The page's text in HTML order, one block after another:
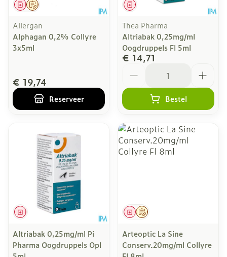
Op voorschrift
Geneesmiddel
Allergan
Alphagan 0,2% Collyre
3x5ml
€ 19,74
Reserveer
Geneesmiddel
Thea Pharma
Altriabak 0,25mg/ml
Oogdruppels Fl 5ml
€ 14,71
Bestel
Geneesmiddel
Altriabak 0,25mg/ml Pi
Pharma Oogdruppels Opl
Op voorschrift
Geneesmiddel
Arteoptic La Sine
Conserv.20mg/ml Collyre